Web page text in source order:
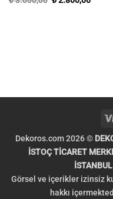
Dekoros.com 2026 ©
İSTOÇ TİCARET
Görsel ve içerikler izinsiz
hakkı